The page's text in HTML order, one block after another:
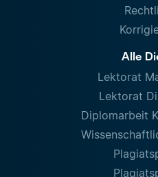
Alle
Lektorat
Lektorat
Diplomarbeit